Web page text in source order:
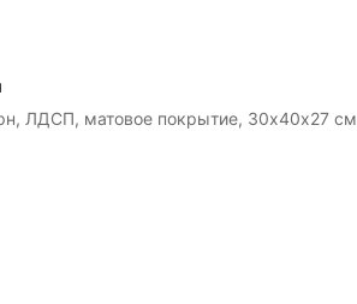
ЛДСП, матовое покрытие, 30х40х27 см